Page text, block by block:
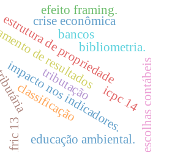
classificação
tributação
de resultados
estrutura de propriedade
bibliometria.
bancos
crise econômica
impacto nos indicadores.
educação ambiental.
ifric 13 escolhas contábeis
icpc 14
efeito framing.